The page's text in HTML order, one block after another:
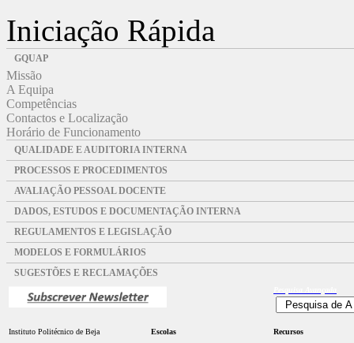
Iniciação Rápida
GQUAP
Missão
A Equipa
Competências
Contactos e Localização
Horário de Funcionamento
QUALIDADE E AUDITORIA INTERNA
PROCESSOS E PROCEDIMENTOS
AVALIAÇÃO PESSOAL DOCENTE
DADOS, ESTUDOS E DOCUMENTAÇÃO INTERNA
REGULAMENTOS E LEGISLAÇÃO
MODELOS E FORMULÁRIOS
SUGESTÕES E RECLAMAÇÕES
Instituto Politécnico de Beja
Escolas
Recursos